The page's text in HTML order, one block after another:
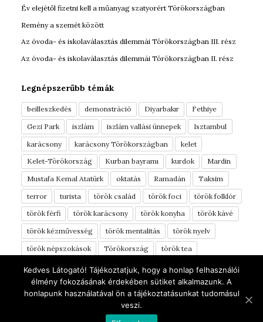
Év elejétől fizetni kell a műanyag szatyorért Törökországban
Remény a szemét között
Az óvoda- és iskolaválasztás dilemmái Törökországban III. rész
Az óvoda- és iskolaválasztás dilemmái Törökországban II. rész
Legnépszerűbb témák
beilleszkedés demonstráció Diyarbakır
Fethiye
Gezi Park
iszlám iszlám vallási ünnepek
Isztambul
karácsony
karácsony Törökországban
kelet
Kelet-Törökország
Kurban bayramı kurdok
Mardin
Mustafa Kemal Atatürk
oktatás Ramadán
Taksim
terror
turista török család török foci
török folklór
török férfi
török karácsony török konyha
török kávé
török kézművesség
török mentalitás
török nyelv
török népszokások
Törökország
török tea
török vérmérséklet
török ételek tüntetés
Türkinfo
yörük
Áldozati ünnep élelmiszerek
óvoda
úti beszámoló
Şanlıurfa
Kedves Látogató! Tájékoztatjuk, hogy a honlap felhasználói
élmény fokozásának érdekében sütiket alkalmazunk. A
honlapunk használatával ön a tájékoztatásunkat tudomásul
veszi.